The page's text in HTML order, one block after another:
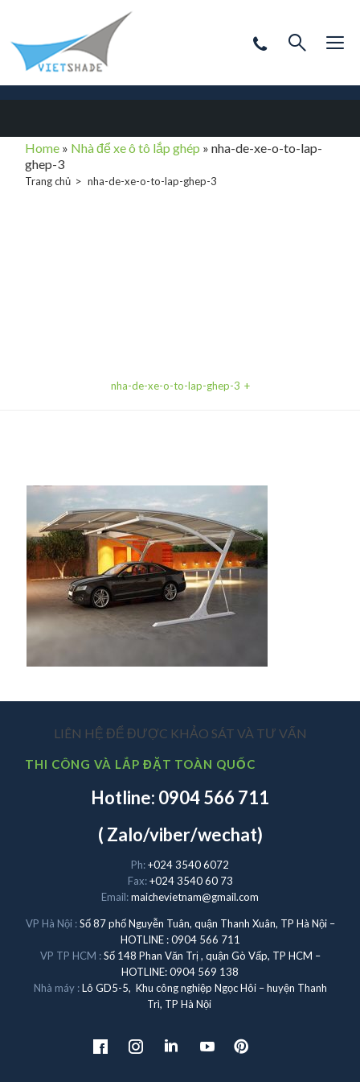
Home » Nhà để xe ô tô lắp ghép »nha-de-xe-o-to-lap-
ghep-3
Trang chủ nha-de-xe-o-to-lap-ghep-3
nha-de-xe-o-to-lap-ghep-3
LIÊN HỆ ĐỂ ĐƯỢC KHẢO SÁT VÀ TƯ VẤN
THI CÔNG VÀ LẮP ĐẶT TOÀN QUỐC
Hotline: 0904 566 711
( Zalo/viber/wechat)
Ph:+024 3540 6072
Fax:+024 3540 60 73
Email:maichevietnam@gmail.com
VP Hà Nội :Số 87 phố Nguyễn Tuân, quận Thanh Xuân, TP Hà Nội –
HOTLINE : 0904 566 711
VP TP HCM :Số 148 Phan Văn Trị , quận Gò Vấp, TP HCM –
HOTLINE: 0904 569 138
Nhà máy :Lô GD5-5, Khu công nghiệp Ngọc Hôi – huyện Thanh
Trì, TP Hà Nội